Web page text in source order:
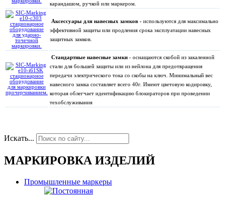
карандашом, ручкой или маркером.
Аксессуары для навесных замков - используются для максимально
эффективной защиты или продления срока эксплуатации навесных
защитных замков.
Стандартные навесные замки - оснащаются скобой из закаленной
стали для большей защиты или из нейлона для предотвращения
передачи электрического тока со скобы на ключ. Минимальный вес
навесного замка составляет всего 40г. Имеют цветовую кодировку,
которая облегчает идентификацию блокираторов при проведении
техобслуживания
Искать...
МАРКИРОВКА ИЗДЕЛИЙ
Промышленные маркеры